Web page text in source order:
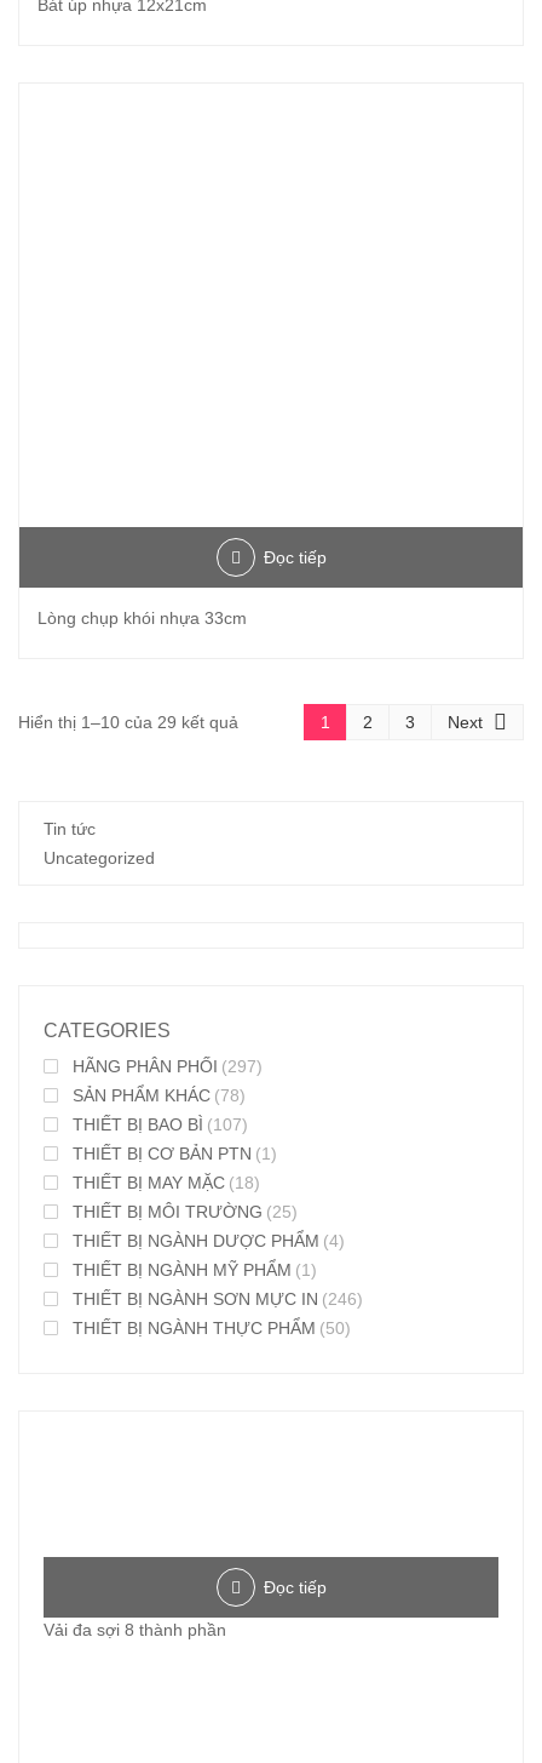
Bát úp nhựa 12x21cm
Đọc tiếp
Lòng chụp khói nhựa 33cm
Hiển thị 1–10 của 29 kết quả 1 2 3 Next
Tin tức
Uncategorized
CATEGORIES
HÃNG PHÂN PHỐI (297)
SẢN PHẨM KHÁC (78)
THIẾT BỊ BAO BÌ (107)
THIẾT BỊ CƠ BẢN PTN (1)
THIẾT BỊ MAY MẶC (18)
THIẾT BỊ MÔI TRƯỜNG (25)
THIẾT BỊ NGÀNH DƯỢC PHẨM (4)
THIẾT BỊ NGÀNH MỸ PHẨM (1)
THIẾT BỊ NGÀNH SƠN MỰC IN (246)
THIẾT BỊ NGÀNH THỰC PHẨM (50)
Đọc tiếp
Vải đa sợi 8 thành phần